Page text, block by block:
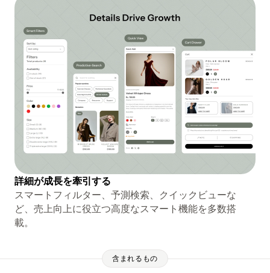
詳細が成長を牽引する
スマートフィルター、予測検索、クイックビューな
ど、売上向上に役立つ高度なスマート機能を多数搭
載。
含まれるもの